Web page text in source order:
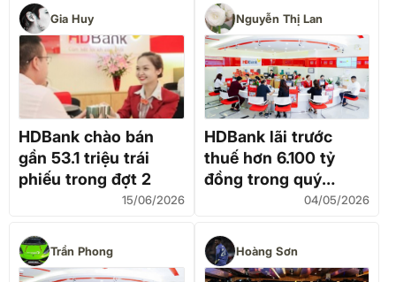
Quốc hấp dẫn
Gia Huy
HDBank chào bán
gần 53.1 triệu trái
phiếu trong đợt 2
15/06/2026
Nguyễn Thị Lan
HDBank lãi trước
thuế hơn 6.100 tỷ
đồng trong quý
04/05/2026
Trần Phong Hoàng Sơn